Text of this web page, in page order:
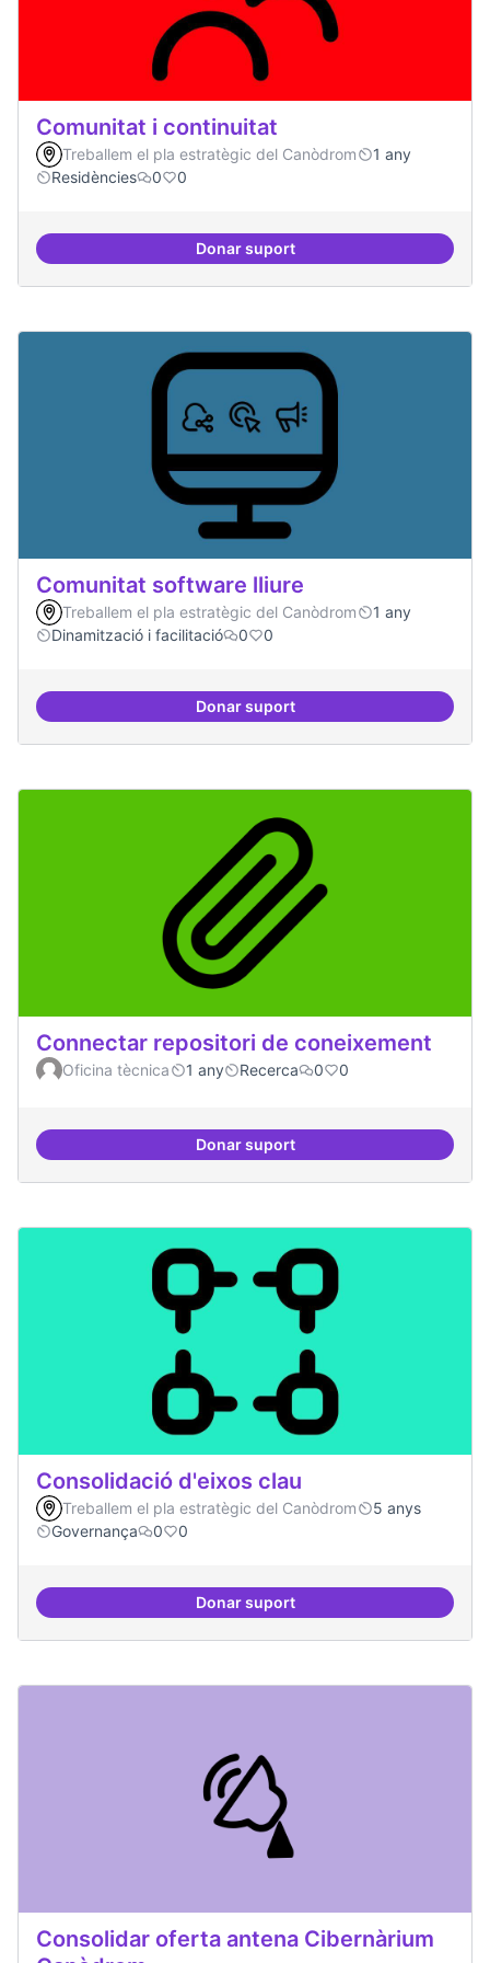
Comunitat i continuitat
Treballem el pla estratègic del Canòdrom
1 any
Residències
0 0
Donar suportComunitat i continuitat
Comunitat software lliure
Treballem el pla estratègic del Canòdrom
1 any
Dinamització i facilitació
0 0
Donar suportComunitat software lliure
Connectar repositori de coneixement
Oficina tècnica 1 any Recerca 0 0
Donar suportConnectar repositori de
Consolidació d'eixos clau
Treballem el pla estratègic del Canòdrom
5 anys
Governança
0 0
Donar suportConsolidació d'eixos clau
Consolidar oferta antena Cibernàrium